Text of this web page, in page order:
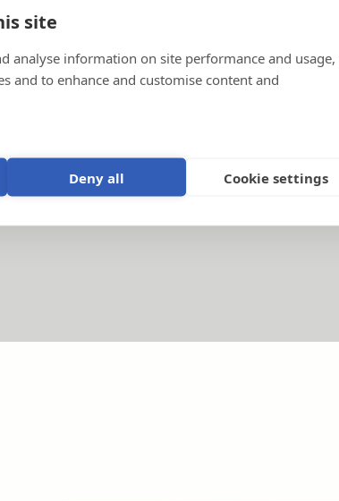
site
analyse information on site performance and
and to enhance and customise content and
Deny all Cookie settings
produkter och system.